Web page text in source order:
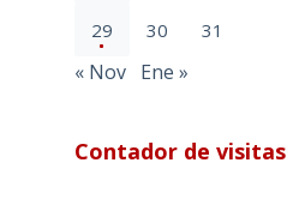
29 30 31
« Nov Ene »
Contador de visitas